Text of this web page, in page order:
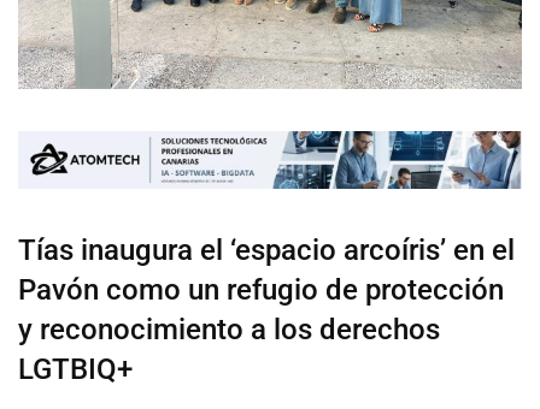
Tías inaugura el ‘espacio arcoíris’ en el
Pavón como un refugio de protección
y reconocimiento a los derechos
LGTBIQ+